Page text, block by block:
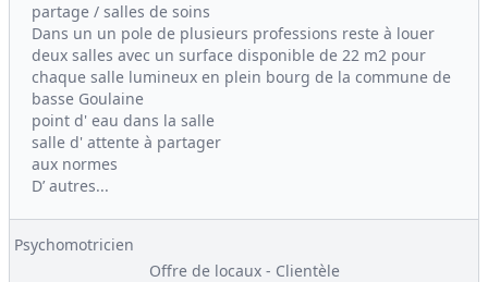
partage / salles de soins
Dans un un pole de plusieurs professions reste à louer
deux salles avec un surface disponible de 22 m2 pour
chaque salle lumineux en plein bourg de la commune de
basse Goulaine
point d' eau dans la salle
salle d' attente à partager
aux normes
D’ autres...
Psychomotricien
Offre de locaux - Clientèle